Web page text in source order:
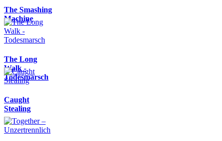
The Smashing
Machine
The Long
Walk -
Todesmarsch
Caught
Stealing